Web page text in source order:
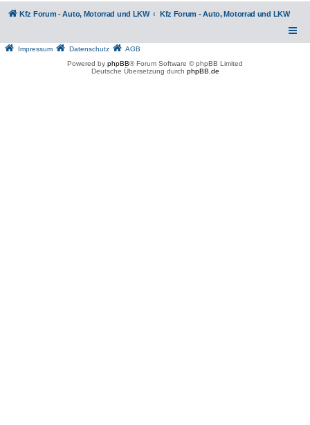
Kfz Forum - Auto, Motorrad und LKW Kfz Forum - Auto, Motorrad und LKW
Impressum Datenschutz
AGB
Powered by phpBB® Forum Software © phpBB Limited
Deutsche Übersetzung durch phpBB.de